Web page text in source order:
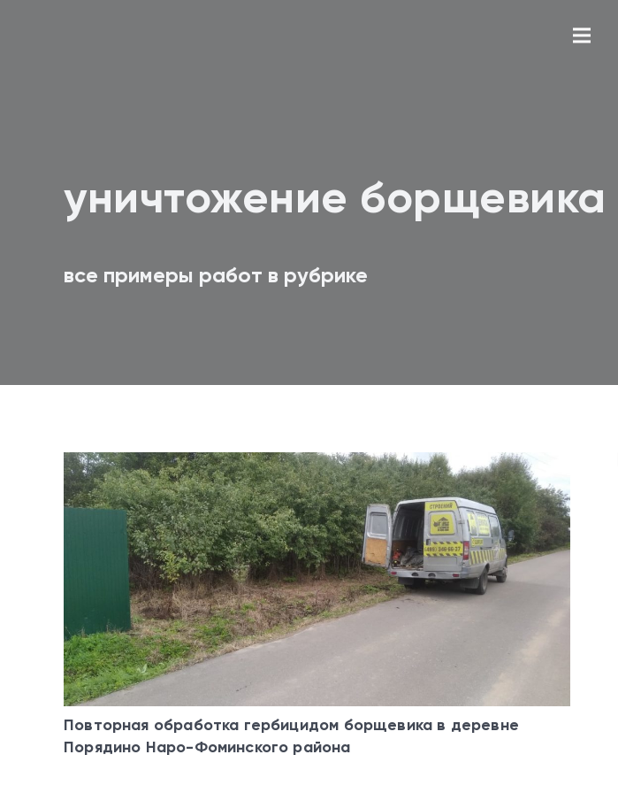
уничтожение борщевика
все примеры работ в рубрике
Повторная обработка гербицидом борщевика в деревне
Порядино Наро-Фоминского района